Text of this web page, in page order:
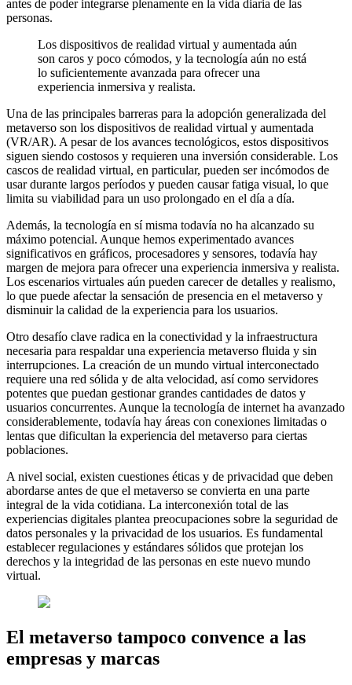
antes de poder integrarse plenamente en la vida diaria de las
personas.
Los dispositivos de realidad virtual y aumentada aún
son caros y poco cómodos, y la tecnología aún no está
lo suficientemente avanzada para ofrecer una
experiencia inmersiva y realista.
Una de las principales barreras para la adopción generalizada del
metaverso son los dispositivos de realidad virtual y aumentada
(VR/AR). A pesar de los avances tecnológicos, estos dispositivos
siguen siendo costosos y requieren una inversión considerable. Los
cascos de realidad virtual, en particular, pueden ser incómodos de
usar durante largos períodos y pueden causar fatiga visual, lo que
limita su viabilidad para un uso prolongado en el día a día.
Además, la tecnología en sí misma todavía no ha alcanzado su
máximo potencial. Aunque hemos experimentado avances
significativos en gráficos, procesadores y sensores, todavía hay
margen de mejora para ofrecer una experiencia inmersiva y realista.
Los escenarios virtuales aún pueden carecer de detalles y realismo,
lo que puede afectar la sensación de presencia en el metaverso y
disminuir la calidad de la experiencia para los usuarios.
Otro desafío clave radica en la conectividad y la infraestructura
necesaria para respaldar una experiencia metaverso fluida y sin
interrupciones. La creación de un mundo virtual interconectado
requiere una red sólida y de alta velocidad, así como servidores
potentes que puedan gestionar grandes cantidades de datos y
usuarios concurrentes. Aunque la tecnología de internet ha avanzado
considerablemente, todavía hay áreas con conexiones limitadas o
lentas que dificultan la experiencia del metaverso para ciertas
poblaciones.
A nivel social, existen cuestiones éticas y de privacidad que deben
abordarse antes de que el metaverso se convierta en una parte
integral de la vida cotidiana. La interconexión total de las
experiencias digitales plantea preocupaciones sobre la seguridad de
datos personales y la privacidad de los usuarios. Es fundamental
establecer regulaciones y estándares sólidos que protejan los
derechos y la integridad de las personas en este nuevo mundo
virtual.
El metaverso tampoco convence a las
empresas y marcas